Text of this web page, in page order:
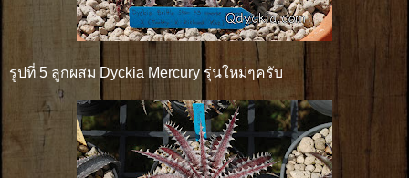
รูปที่ 5 ลูกผสม Dyckia Mercury รุ่นใหม่ๆครับ